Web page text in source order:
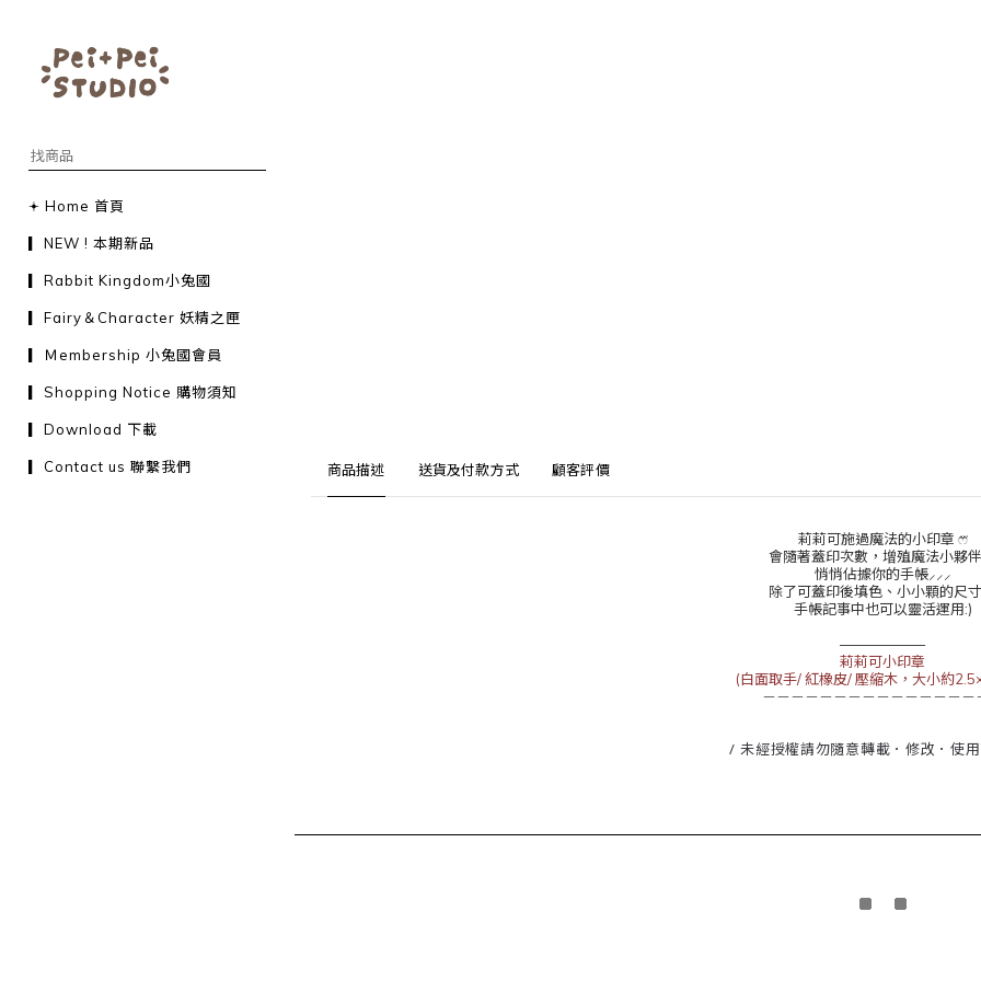
𖥔 Home 首頁
▎NEW ! 本期新品
▎Rabbit Kingdom小兔國
▎Fairy＆Character 妖精之匣
▎Ｍembership 小兔國會員
▎Shopping Notice 購物須知
▎Download 下載
▎Contact us 聯繫我們 商品描述 送貨及付款方式 顧客評價
莉莉可施過魔法的小印章 ෆ⃛
會隨著蓋印次數，增殖魔法小夥伴
悄悄佔據你的手帳⸝⸝⸝
除了可蓋印後填色、小小顆的尺寸
手帳記事中也可以靈活運用:)
——————
莉莉可小印章
(白面取手/ 紅橡皮/ 壓縮木，大小約
－－－－－－－－－－－－－－－
/ 未經授權請勿隨意轉載．修改．使